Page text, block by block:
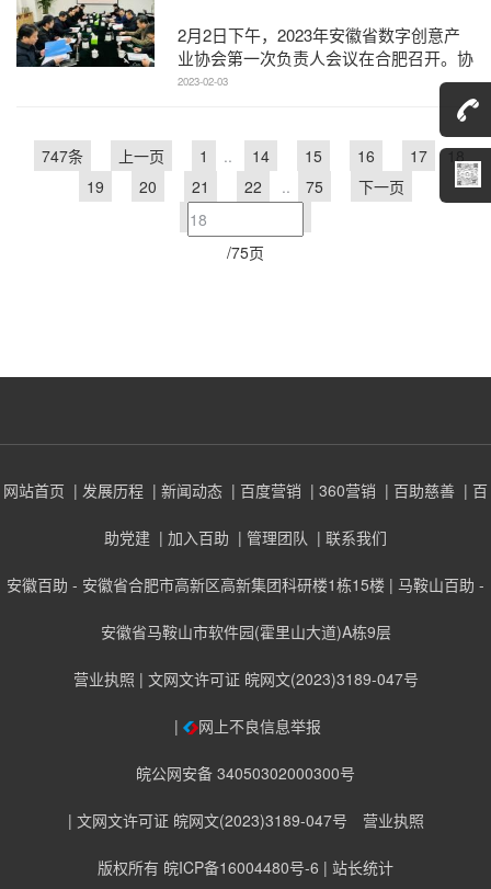
2月2日下午，2023年安徽省数字创意产
业协会第一次负责人会议在合肥召开。协
会会长，省文投公司党委副书记、副董事
2023-02-03
747条 上一页 1 .. 14 15 16 17
18
19
20 21 22 .. 75 下一页
/75页
网站首页 | 发展历程 | 新闻动态 | 百度营销 | 360营销 | 百助慈善 | 百
助党建 | 加入百助 | 管理团队 | 联系我们
安徽百助 - 安徽省合肥市高新区高新集团科研楼1栋15楼 | 马鞍山百助 -
安徽省马鞍山市软件园(霍里山大道)A栋9层
营业执照 | 文网文许可证 皖网文(2023)3189-047号
| 网上不良信息举报
皖公网安备 34050302000300号
| 文网文许可证 皖网文(2023)3189-047号 营业执照
版权所有 皖ICP备16004480号-6 | 站长统计